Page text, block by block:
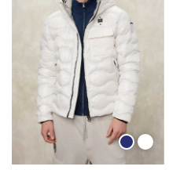
BLU
SCURO
BIANCO